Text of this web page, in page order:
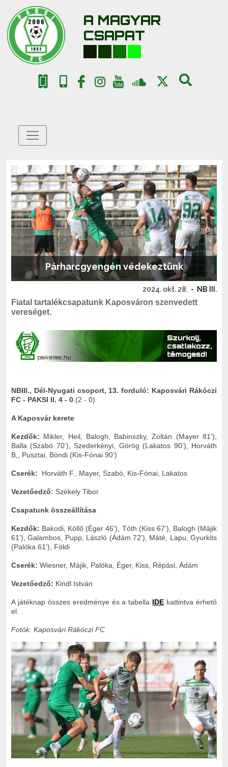
A MAGYAR
CSAPAT
Párharcgyengén védekeztünk
2024. okt. 28. - NB III.
Fiatal tartalékcsapatunk Kaposváron szenvedett
vereséget.
NBIII., Dél-Nyugati csoport, 13. forduló: Kaposvári Rákóczi
FC - PAKSI II. 4 - 0 (2 - 0)
A Kaposvár kerete
Kezdők: Mikler, Heil, Balogh, Babinszky, Zoltán (Mayer 81’),
Balla (Szabó 70’), Szederkényi, Görög (Lakatos 90’), Horváth
B,, Pusztai, Böndi (Kis-Fónai 90’)
Cserék: Horváth F., Mayer, Szabó, Kis-Fónai, Lakatos
Vezetőedző: Székely Tibor
Csapatunk összeállítása
Kezdők: Bakodi, Köllő (Éger 46’), Tóth (Kiss 67’), Balogh (Májik
61’), Galambos, Pupp, László (Ádám 72’), Máté, Lapu, Gyurkits
(Palóka 61’), Földi
Cserék: Wiesner, Májik, Palóka, Éger, Kiss, Répási, Ádám
Vezetőedző: Kindl István
A játéknap összes eredménye és a tabella IDE kattintva érhető
el.
Fotók: Kaposvári Rákóczi FC